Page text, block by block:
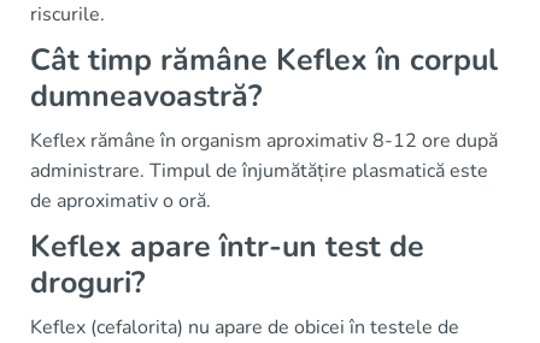
riscurile.
Cât timp rămâne Keflex în corpul
dumneavoastră?
Keflex rămâne în organism aproximativ 8-12 ore după
administrare. Timpul de înjumătățire plasmatică este
de aproximativ o oră.
Keflex apare într-un test de
droguri?
Keflex (cefalorita) nu apare de obicei în testele de